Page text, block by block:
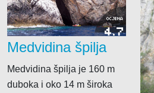
OCJENA
4.7
Medvidina špilja
Medvidina špilja je 160 m
duboka i oko 14 m široka